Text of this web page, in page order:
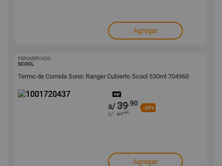
Agregar
PERUMERCADO
SCOOL
Termo de Comida Sonic Ranger Cubierto Scool 530ml 704960
s/ 39.90
-38%
s/ 64.90
Agregar